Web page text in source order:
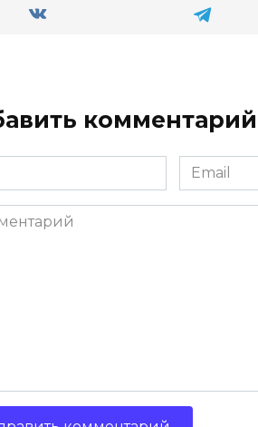
комментарий
Email